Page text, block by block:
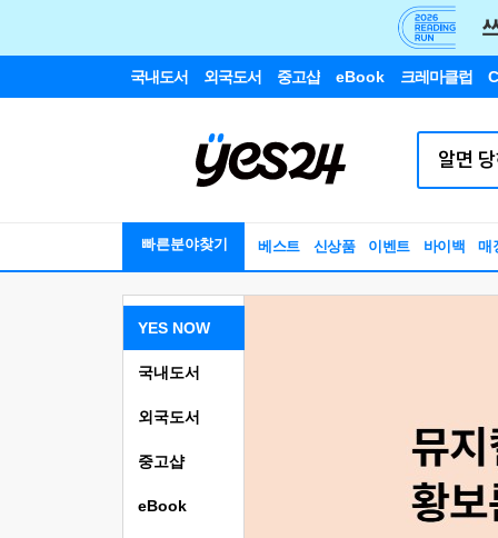
국내도서 외국도서 중고샵 eBook 크레마클럽
빠른분야찾기 베스트 신상품 이벤트 바이백 매
YES NOW
국내도서
외국도서
중고샵
eBook